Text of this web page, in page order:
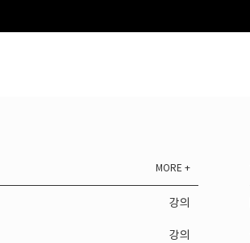
MORE +
강의
강의